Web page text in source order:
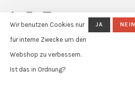
Wir benutzen Cookies nur
für interne Zwecke um den
Webshop zu verbessern.
Ist das in Ordnung?
JA NEIN